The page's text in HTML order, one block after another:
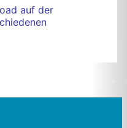
auf der